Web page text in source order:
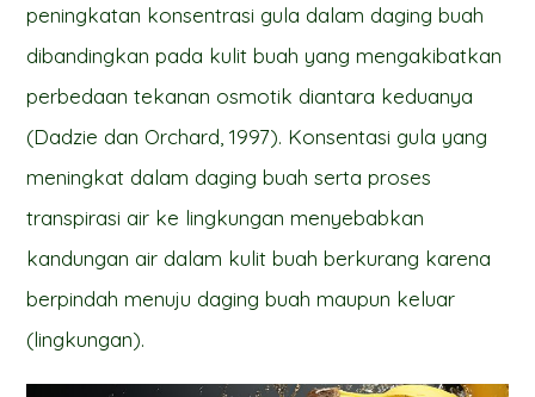
peningkatan konsentrasi gula dalam daging buah
dibandingkan pada kulit buah yang mengakibatkan
perbedaan tekanan osmotik diantara keduanya
(Dadzie dan Orchard, 1997). Konsentasi gula yang
meningkat dalam daging buah serta proses
transpirasi air ke lingkungan menyebabkan
kandungan air dalam kulit buah berkurang karena
berpindah menuju daging buah maupun keluar
(lingkungan).